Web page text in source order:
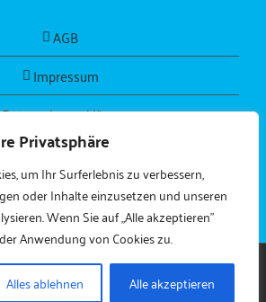
Privatsphäre
um Ihr Surferlebnis zu verbessern,
oder Inhalte einzusetzen und unseren
Wenn Sie auf „Alle akzeptieren"
Anwendung von Cookies zu.
Alles ablehnen Alle akzeptieren
AGB
Impressum
Datenschutzerklärung
zubehoertechnik.de| All Rights Reserved